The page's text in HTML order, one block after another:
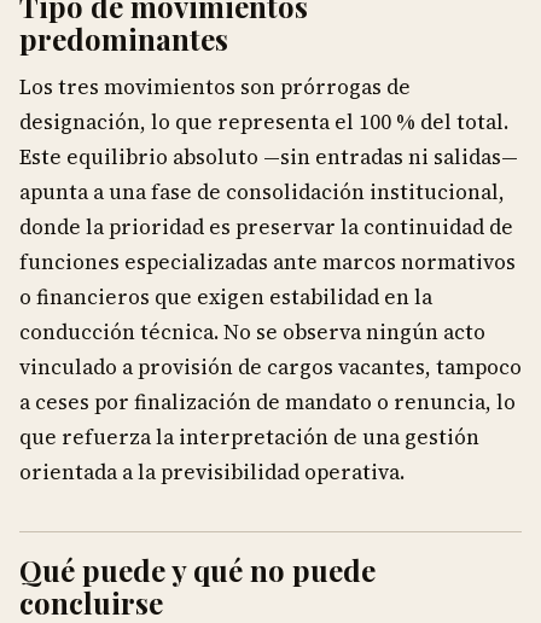
predominantes
Los tres movimientos son prórrogas de
designación, lo que representa el 100 % del total.
Este equilibrio absoluto —sin entradas ni salidas—
apunta a una fase de consolidación institucional,
donde la prioridad es preservar la continuidad de
funciones especializadas ante marcos normativos
o financieros que exigen estabilidad en la
conducción técnica. No se observa ningún acto
vinculado a provisión de cargos vacantes, tampoco
a ceses por finalización de mandato o renuncia, lo
que refuerza la interpretación de una gestión
orientada a la previsibilidad operativa.
Qué puede y qué no puede
concluirse